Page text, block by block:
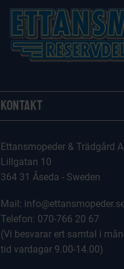
Kontakt
Ettansmopeder & Trädgård
Lillgatan 10
364 31 Åseda - Sweden
Mail:
Telefon: 070-766 20 67
(Vi besvarar ert samtal i
tid vardagar 9.00-14.00)